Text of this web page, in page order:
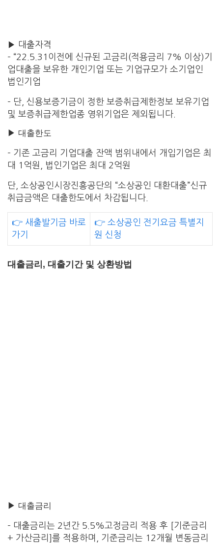
▶ 대출자격
– “22.5.31이전에 신규된 고금리(적용금리 7% 이상)기
업대출을 보유한 개인기업 또는 기업규모가 소기업인
법인기업
– 단, 신용보증기금이 정한 보증취급제한정보 보유기업
및 보증취급제한업종 영위기업은 제외됩니다.
▶ 대출한도
– 기존 고금리 기업대출 잔액 범위내에서 개입기업은 최
대 1억원, 법인기업은 최대 2억원
단, 소상공인시장진흥공단의 “소상공인 대환대출”신규
취급금액은 대출한도에서 차감됩니다.
👉 새출발기금 바로
가기
👉 소상공인 전기요금 특별지
원 신청
대출금리, 대출기간 및 상환방법
▶ 대출금리
– 대출금리는 2년간 5.5%고정금리 적용 후 [기준금리
+ 가산금리]를 적용하며, 기준금리는 12개월 변동금리